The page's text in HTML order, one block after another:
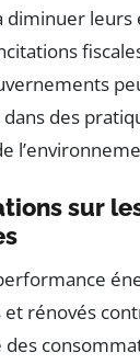
leurs
des
sur
rénovés
des